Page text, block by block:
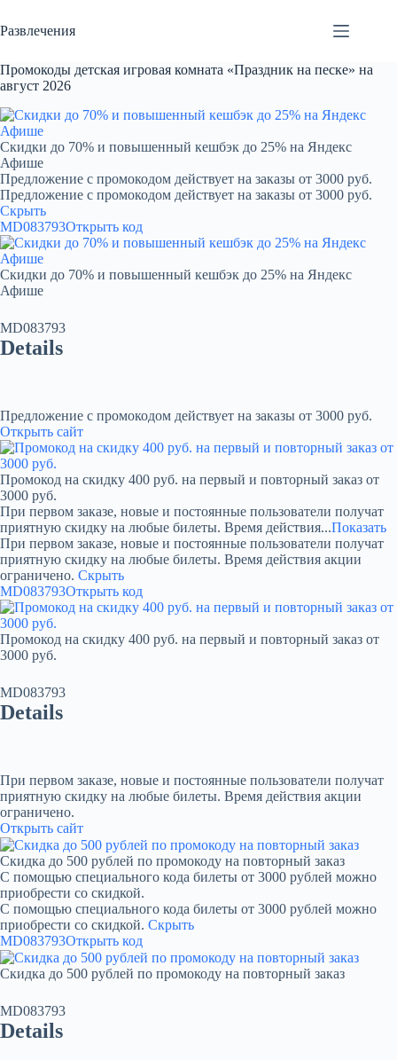
к
сути
Развлечения
Промокоды детская игровая комната «Праздник на песке» на
август 2026
Скидки до 70% и повышенный кешбэк до 25% на Яндекс
Афише
Предложение с промокодом действует на заказы от 3000 руб.
Предложение с промокодом действует на заказы от 3000 руб.
Скрыть
MD083793Открыть код
Скидки до 70% и повышенный кешбэк до 25% на Яндекс
Афише
MD083793
Details
Предложение с промокодом действует на заказы от 3000 руб.
Открыть сайт
Промокод на скидку 400 руб. на первый и повторный заказ от
3000 руб.
При первом заказе, новые и постоянные пользователи получат
приятную скидку на любые билеты. Время действия...Показать
При первом заказе, новые и постоянные пользователи получат
приятную скидку на любые билеты. Время действия акции
ограничено. Скрыть
MD083793Открыть код
Промокод на скидку 400 руб. на первый и повторный заказ от
3000 руб.
MD083793
Details
При первом заказе, новые и постоянные пользователи получат
приятную скидку на любые билеты. Время действия акции
ограничено.
Открыть сайт
Скидка до 500 рублей по промокоду на повторный заказ
С помощью специального кода билеты от 3000 рублей можно
приобрести со скидкой.
С помощью специального кода билеты от 3000 рублей можно
приобрести со скидкой. Скрыть
MD083793Открыть код
Скидка до 500 рублей по промокоду на повторный заказ
MD083793
Details